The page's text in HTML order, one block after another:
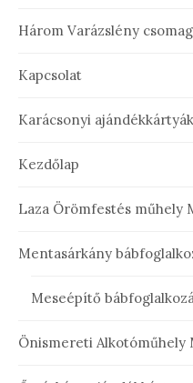
Három Varázslény csomag
Kapcsolat
Karácsonyi ajándékkártyák
Kezdőlap
Laza Örömfestés műhely
Mentasárkány
Meseépítő
Önismereti Alkotóműhely